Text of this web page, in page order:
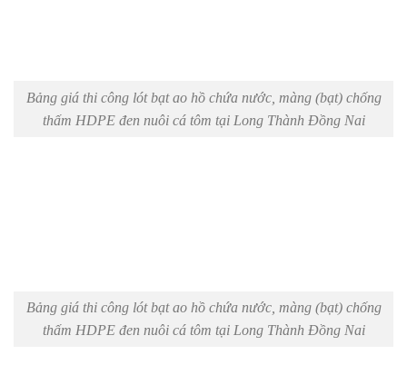
Bảng giá thi công lót bạt ao hồ chứa nước, màng (bạt) chống
thấm HDPE đen nuôi cá tôm tại Long Thành Đồng Nai
Bảng giá thi công lót bạt ao hồ chứa nước, màng (bạt) chống
thấm HDPE đen nuôi cá tôm tại Long Thành Đồng Nai